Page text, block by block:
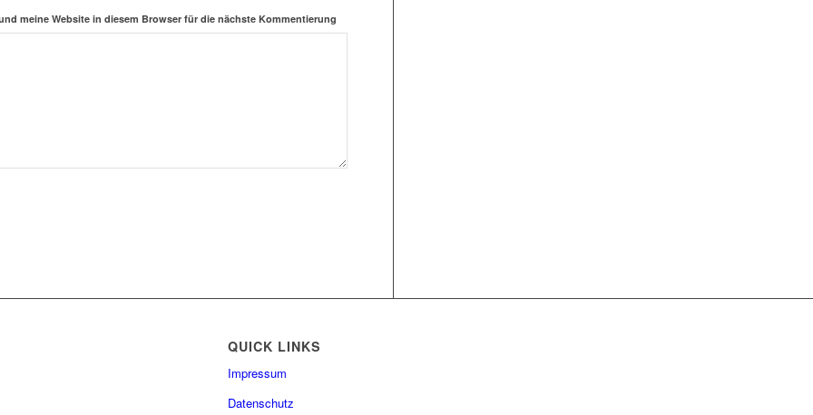
meine Website in diesem Browser für die nächste Kommentierung
QUICK LINKS
Impressum
Datenschutz